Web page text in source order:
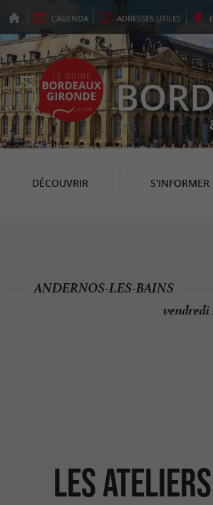
L'AGENDA ADRESSES UTILES
DÉCOUVRIR S'INFORMER
Les
ANDERNOS-LES-BAINS